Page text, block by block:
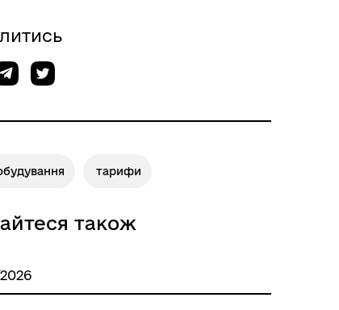
тарифи
також